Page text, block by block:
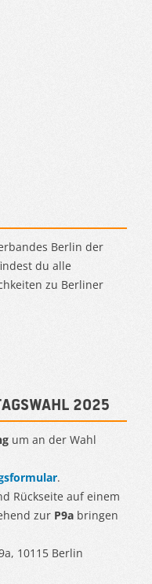
Berlin der
du alle
zu Berliner
2025
um an der Wahl
.
Rückseite auf einem
zur P9a bringen
10115 Berlin